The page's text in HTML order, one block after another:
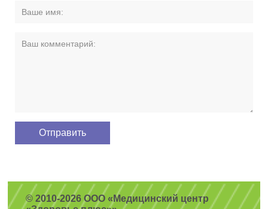
© 2010-2026 ООО «Медицинский центр